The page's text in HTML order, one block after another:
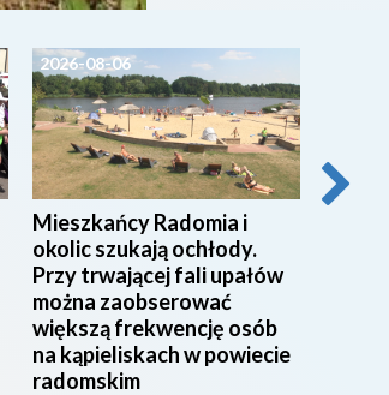
2026-08-06
Mieszkańcy Radomia i
okolic szukają ochłody.
Przy trwającej fali upałów
można zaobserować
większą frekwencję osób
na kąpieliskach w powiecie
radomskim